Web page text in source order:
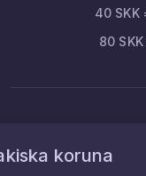
40 SKK
80 SKK
koruna